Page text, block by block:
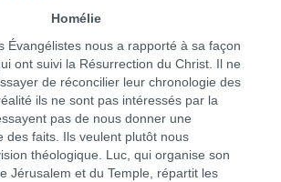
Homélie
nous a rapporté à sa façon
ont suivi la Résurrection du Christ. Il ne
de réconcilier leur chronologie des
ils ne sont pas intéressés par la
pas de nous donner une
des faits. Ils veulent plutôt nous
théologique. Luc, qui organise son
Jérusalem et du Temple, répartit les